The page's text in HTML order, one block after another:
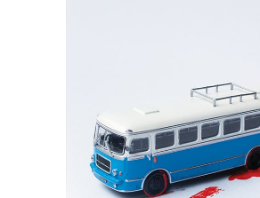
35.75
KSIĄŻKA DO